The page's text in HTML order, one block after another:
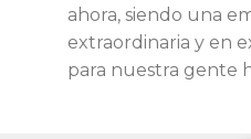
ahora, siendo una
extraordinaria y en
para nuestra gente